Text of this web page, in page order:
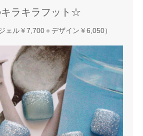
キラキラフット☆
ル￥7,700＋デザイン￥6,050）